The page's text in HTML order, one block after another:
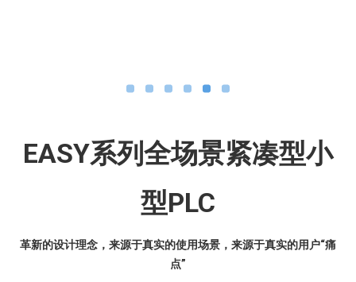
EASY系列全场景紧凑型小
型PLC
革新的设计理念，来源于真实的使用场景，来源于真实的用户“痛
点”